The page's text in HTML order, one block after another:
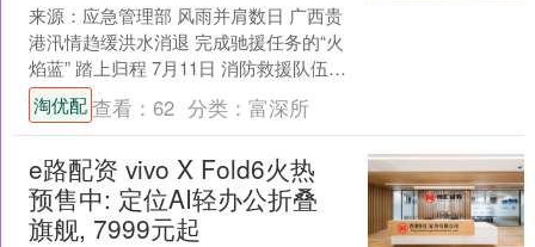
来源：应急管理部 风雨并肩数日 广西贵
港汛情趋缓洪水消退 完成驰援任务的“火
焰蓝” 踏上归程 7月11日 消防救援队伍增
援力量 完成贵港市抗洪抢险任务 整装集
结....
淘优配查看： 62 分类： 富深所
e路配资 vivo X Fold6火热
预售中: 定位AI轻办公折叠
旗舰, 7999元起